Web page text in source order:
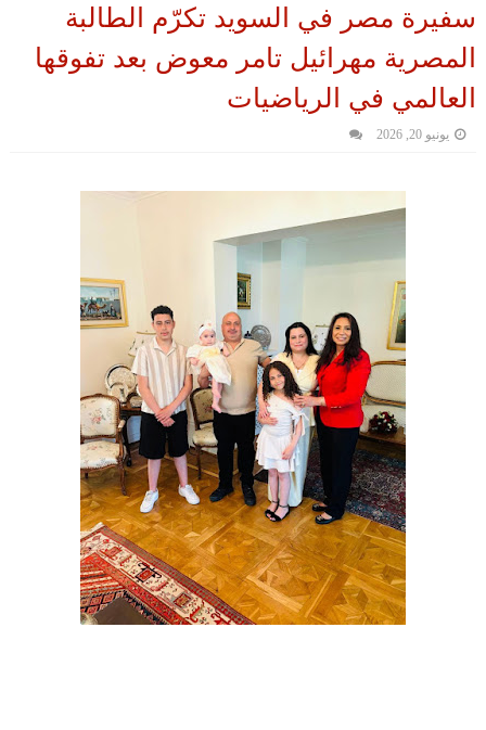
سفيرة مصر في السويد تكرّم الطالبة
المصرية مهرائيل تامر معوض بعد تفوقها
العالمي في الرياضيات
يونيو 20, 2026